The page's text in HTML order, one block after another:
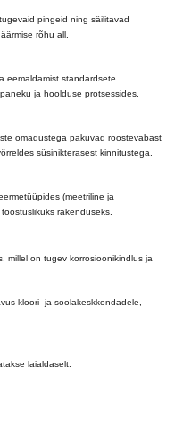
pingeid ning säilitavad
rõhu all.
eemaldamist standardsete
ja hoolduse protsessides.
omadustega pakuvad roostevabast
süsinikterasest kinnitustega.
(meetriline ja
rakenduseks.
millel on tugev korrosioonikindlus ja
kloori- ja soolakeskkondadele,
laialdaselt: